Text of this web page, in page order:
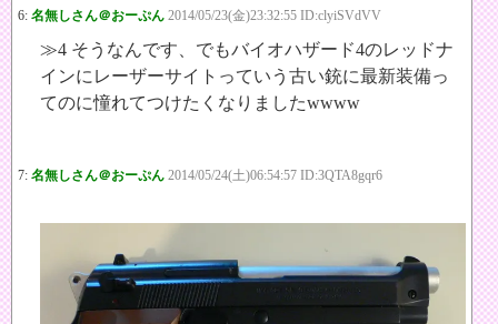
6: 名無しさん＠おーぷん 2014/05/23(金)23:32:55 ID:clyiSVdVV
≫4 そうなんです、でもバイオハザード4のレッドナ
インにレーザーサイトっていう古い銃に最新装備っ
てのに憧れてつけたくなりましたwwww
7: 名無しさん＠おーぷん 2014/05/24(土)06:54:57 ID:3QTA8gqr6